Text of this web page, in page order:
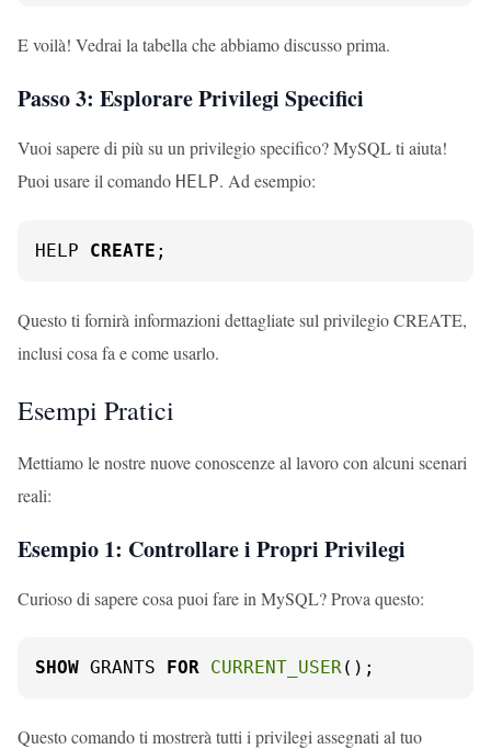
E voilà! Vedrai la tabella che abbiamo discusso prima.
Passo 3: Esplorare Privilegi Specifici
Vuoi sapere di più su un privilegio specifico? MySQL ti aiuta!
Puoi usare il comando HELP. Ad esempio:
HELP CREATE ;
Questo ti fornirà informazioni dettagliate sul privilegio CREATE,
inclusi cosa fa e come usarlo.
Esempi Pratici
Mettiamo le nostre nuove conoscenze al lavoro con alcuni scenari
reali:
Esempio 1: Controllare i Propri Privilegi
Curioso di sapere cosa puoi fare in MySQL? Prova questo:
SHOW GRANTS FOR CURRENT_USER();
Questo comando ti mostrerà tutti i privilegi assegnati al tuo